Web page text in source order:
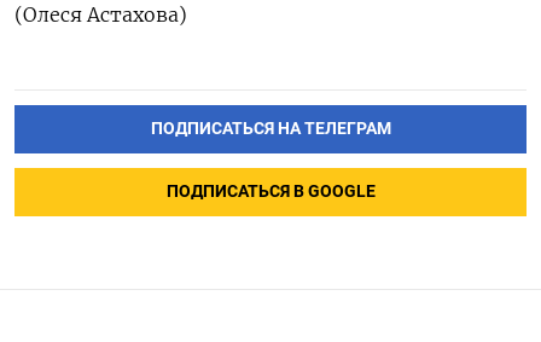
(Олеся Астахова)
ПОДПИСАТЬСЯ НА ТЕЛЕГРАМ
ПОДПИСАТЬСЯ В GOOGLE